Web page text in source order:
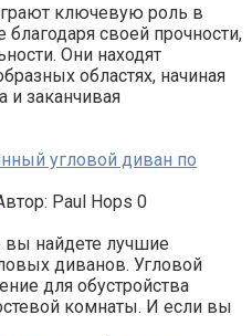
ключевую роль в
своей прочности,
Они находят
областях, начиная
и заканчивая
угловой диван по
Paul Hops 0
найдете лучшие
диванов. Угловой
для обустройства
комнаты. И если вы